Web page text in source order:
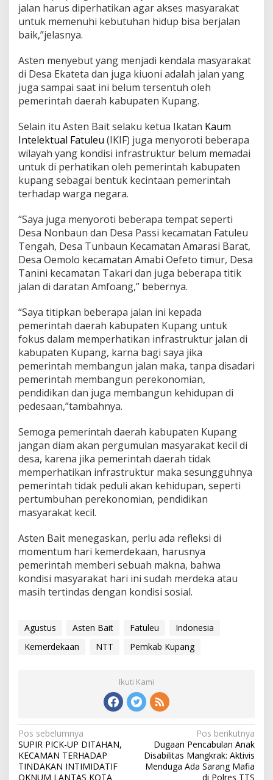
jalan harus diperhatikan agar akses masyarakat
untuk memenuhi kebutuhan hidup bisa berjalan
baik,”jelasnya.
Asten menyebut yang menjadi kendala masyarakat
di Desa Ekateta dan juga kiuoni adalah jalan yang
juga sampai saat ini belum tersentuh oleh
pemerintah daerah kabupaten Kupang.
Selain itu Asten Bait selaku ketua Ikatan Kaum
Intelektual Fatuleu (IKIF) juga menyoroti beberapa
wilayah yang kondisi infrastruktur belum memadai
untuk di perhatikan oleh pemerintah kabupaten
kupang sebagai bentuk kecintaan pemerintah
terhadap warga negara.
“Saya juga menyoroti beberapa tempat seperti
Desa Nonbaun dan Desa Passi kecamatan Fatuleu
Tengah, Desa Tunbaun Kecamatan Amarasi Barat,
Desa Oemolo kecamatan Amabi Oefeto timur, Desa
Tanini kecamatan Takari dan juga beberapa titik
jalan di daratan Amfoang,” bebernya.
“Saya titipkan beberapa jalan ini kepada
pemerintah daerah kabupaten Kupang untuk
fokus dalam memperhatikan infrastruktur jalan di
kabupaten Kupang, karna bagi saya jika
pemerintah membangun jalan maka, tanpa disadari
pemerintah membangun perekonomian,
pendidikan dan juga membangun kehidupan di
pedesaan,”tambahnya.
Semoga pemerintah daerah kabupaten Kupang
jangan diam akan pergumulan masyarakat kecil di
desa, karena jika pemerintah daerah tidak
memperhatikan infrastruktur maka sesungguhnya
pemerintah tidak peduli akan kehidupan, seperti
pertumbuhan perekonomian, pendidikan
masyarakat kecil.
Asten Bait menegaskan, perlu ada refleksi di
momentum hari kemerdekaan, harusnya
pemerintah memberi sebuah makna, bahwa
kondisi masyarakat hari ini sudah merdeka atau
masih tertindas dengan kondisi sosial.
Agustus Asten Bait Fatuleu
Indonesia
Kemerdekaan
NTT Pemkab Kupang
Ikuti Kami
N
a
v
i
Pos sebelumnya
SUPIR PICK-UP DITAHAN,
KECAMAN TERHADAP
TINDAKAN INTIMIDATIF
OKNUM LANTAS KOTA
Pos berikutnya
Dugaan Pencabulan Anak
Disabilitas Mangkrak: Aktivis
Menduga Ada Sarang Mafia
di Polres TTS